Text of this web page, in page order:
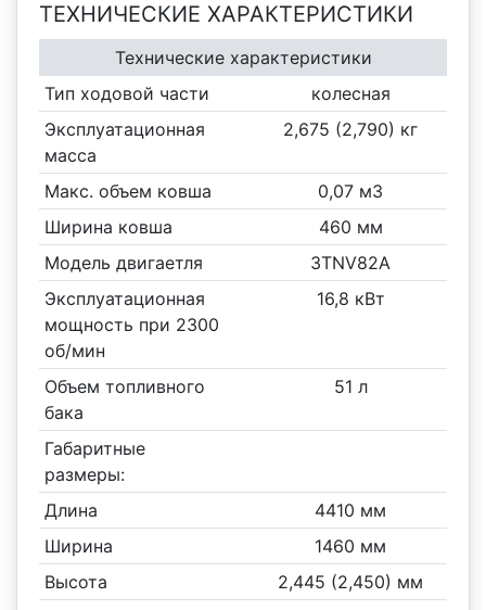
ТЕХНИЧЕСКИЕ ХАРАКТЕРИСТИКИ
Технические характеристики
Тип ходовой части
колесная
Эксплуатационная
масса
2,675 (2,790) кг
Макс. объем ковша
0,07 м3
Ширина ковша
460 мм
Модель двигаетля
3TNV82A
Эксплуатационная
мощность при 2300
об/мин
16,8 кВт
Объем топливного
бака
51 л
Габаритные
размеры:
Длина
4410 мм
Ширина
1460 мм
Высота
2,445 (2,450) мм